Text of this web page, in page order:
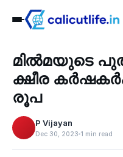
‹
Agriculture
മില്‍മയുടെ
ക്ഷീര
രൂപ
P Vijayan
Dec 30, 2023 1 min read